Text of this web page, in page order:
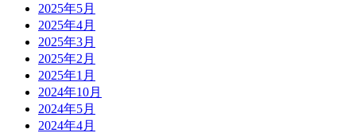
2025年5月
2025年4月
2025年3月
2025年2月
2025年1月
2024年10月
2024年5月
2024年4月